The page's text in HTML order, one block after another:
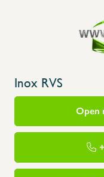
Inox RVS
Open